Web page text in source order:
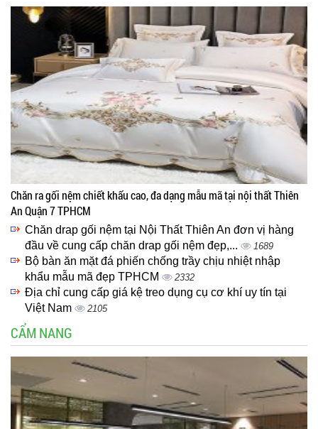
Chăn ra gối nệm chiết khấu cao, đa dạng mẫu mã tại nội thất Thiên
An Quận 7 TPHCM
Chăn drap gối nệm tại Nội Thất Thiên An đơn vị hàng
đầu về cung cấp chăn drap gối nệm đẹp,...
1689
Bộ bàn ăn mặt đá phiến chống trầy chịu nhiệt nhập
khẩu mẫu mã đẹp TPHCM
2332
Địa chỉ cung cấp giá kệ treo dụng cụ cơ khí uy tín tại
Việt Nam
2105
CẨM NANG